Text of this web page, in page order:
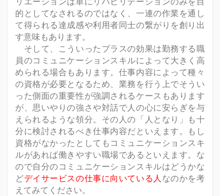
的としてなされるのではなく、一連の作業を通し
て得られる達成感や利用者同士の繋がりを創り出
す意味もあります。
そして、こういったプラスの効果は勤務する職
員のコミュニケーションスキルによって大きく高
められる場合もあります。仕事内容によって種々
の資格が必要となるため、業務を行う上でそうい
った側面の重要性が強調されるケースもあります
が、思いやりの強さや対話で人の心に安らぎを与
えられるような領分。その人の「人となり」も十
分に検討されるべき仕事内容だといえます。もし
資格がなかったとしてもコミュニケーションスキ
ルがあれば働きやすい職場であるといえます。な
ので自分のコミュニケーションスキルはどうかな
どデイサービスの仕事に向いている人 なのかを考
えてみてください。